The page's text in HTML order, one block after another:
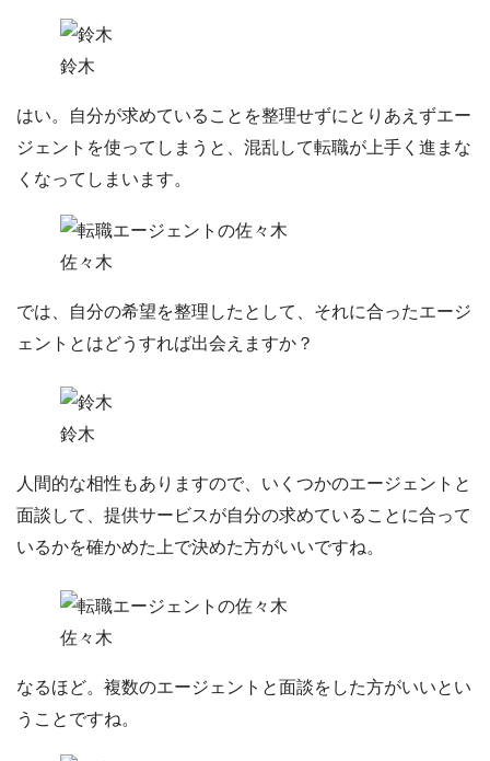
鈴木
はい。自分が求めていることを整理せずにとりあえずエー
ジェントを使ってしまうと、混乱して転職が上手く進まな
くなってしまいます。
佐々木
では、自分の希望を整理したとして、それに合ったエージ
ェントとはどうすれば出会えますか？
鈴木
人間的な相性もありますので、いくつかのエージェントと
面談して、 提供サービスが自分の求めていることに合って
いるかを確かめた上で決めた方がいいですね。
佐々木
なるほど。複数のエージェントと面談をした方がいいとい
うことですね。